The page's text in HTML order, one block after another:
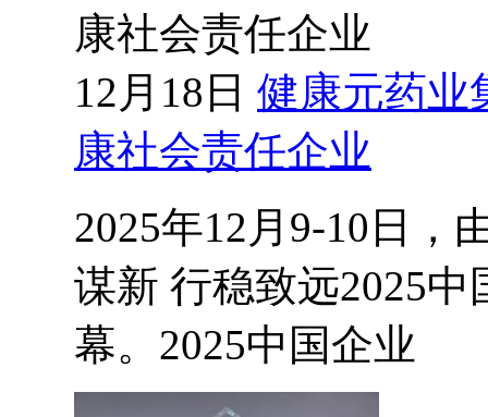
康社会责任企业
12月18日 健康元药业
康社会责任企业
2025年12月9-10日，
谋新 行稳致远2025
幕。2025中国企业